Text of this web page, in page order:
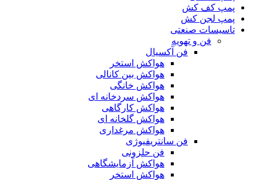
پمپ کف کش
پمپ لجن کش
تاسیسات صنعتی
فن و تهویه
فن آکسیال
هواکش استخر
هواکش بین کانالی
هواکش خانگی
هواکش سردخانه ای
هواکش کارگاهی
هواکش گلخانه ای
هواکش مرغداری
فن سانتریفیوژی
فن حلزونی
هواکش آزمایشگاهی
هواکش استخر